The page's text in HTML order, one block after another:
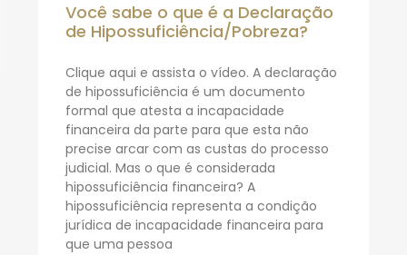
Você sabe o que é a Declaração
de Hipossuficiência/Pobreza?
Clique aqui e assista o vídeo. A declaração
de hipossuficiência é um documento
formal que atesta a incapacidade
financeira da parte para que esta não
precise arcar com as custas do processo
judicial. Mas o que é considerada
hipossuficiência financeira? A
hipossuficiência representa a condição
jurídica de incapacidade financeira para
que uma pessoa